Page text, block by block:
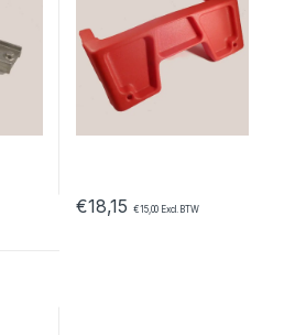
€18,15 €15,00 Excl. BTW